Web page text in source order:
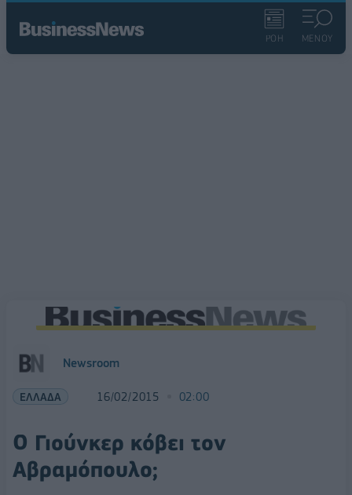
ΡΟΗ ΜΕΝΟΥ
Newsroom
ΕΛΛΑΔΑ 16/02/2015 02:00
Ο Γιούνκερ κόβει τον
Αβραμόπουλο;